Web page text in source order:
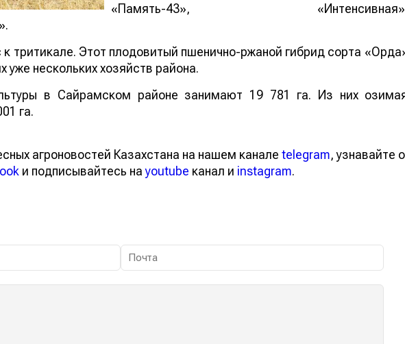
«Память-43»,
тритикале. Этот плодовитый пшенично-ржаной гибрид сорта
уже нескольких хозяйств района.
в Сайрамском районе занимают 19 781 га. Из них
га.
агроновостей Казахстана на нашем канале telegram, узнавайте о
и подписывайтесь наyoutube канал и instagram.